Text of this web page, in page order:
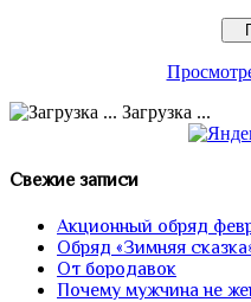
Загрузка ...
Свежие записи
Акционный обряд
Обряд «Зимняя
От бородавок
Почему мужчина не